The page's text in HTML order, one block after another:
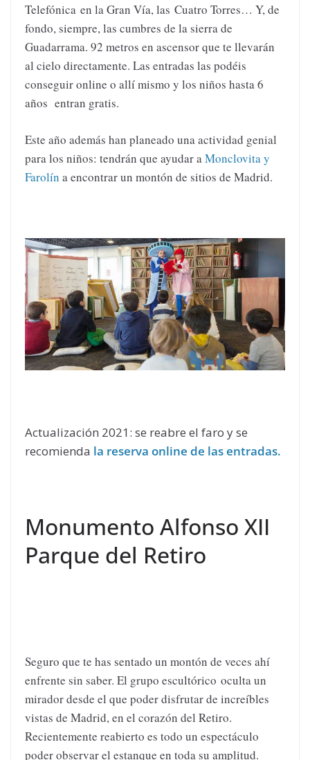
Telefónica en la Gran Vía, las Cuatro Torres… Y, de
fondo, siempre, las cumbres de la sierra de
Guadarrama. 92 metros en ascensor que te llevarán
al cielo directamente. Las entradas las podéis
conseguir online o allí mismo y los niños hasta 6
años entran gratis.
Este año además han planeado una actividad genial
para los niños: tendrán que ayudar aMonclovita y
Farolín a encontrar un montón de sitios de Madrid.
Actualización 2021: se reabre el faro y se
recomienda la reserva online de las entradas.
Monumento Alfonso XII
Parque del Retiro
Seguro que te has sentado un montón de veces ahí
enfrente sin saber. El grupo escultórico oculta un
mirador desde el que poder disfrutar de increíbles
vistas de Madrid, en el corazón del Retiro.
Recientemente reabierto es todo un espectáculo
poder observar el estanque en toda su amplitud.